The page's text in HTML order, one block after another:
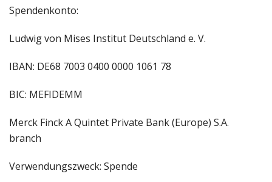
Spendenkonto:
Ludwig von Mises Institut Deutschland e. V.
IBAN: DE68 7003 0400 0000 1061 78
BIC: MEFIDEMM
Merck Finck A Quintet Private Bank (Europe) S.A.
branch
Verwendungszweck: Spende